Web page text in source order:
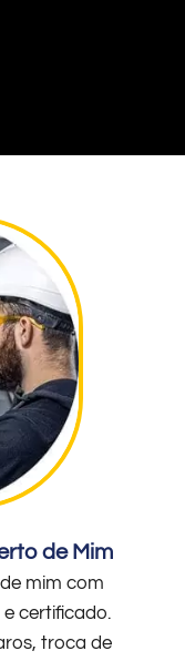
de Mim
mim com
certificado.
troca de